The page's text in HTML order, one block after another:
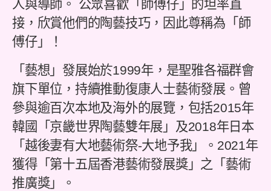
人與導師。 公眾喜歡「師傅仔」的坦率直
接，欣賞他們的陶藝技巧，因此尊稱為「師
傅仔」！
「藝想」發展始於1999年，是聖雅各福群會
旗下單位，持續推動復康人士藝術發展。曾
參與逾百次本地及海外的展覽，包括2015年
韓國「京畿世界陶藝雙年展」及2018年日本
「越後妻有大地藝術祭-大地予我」。2021年
獲得「第十五屆香港藝術發展獎」之「藝術
推廣獎」。